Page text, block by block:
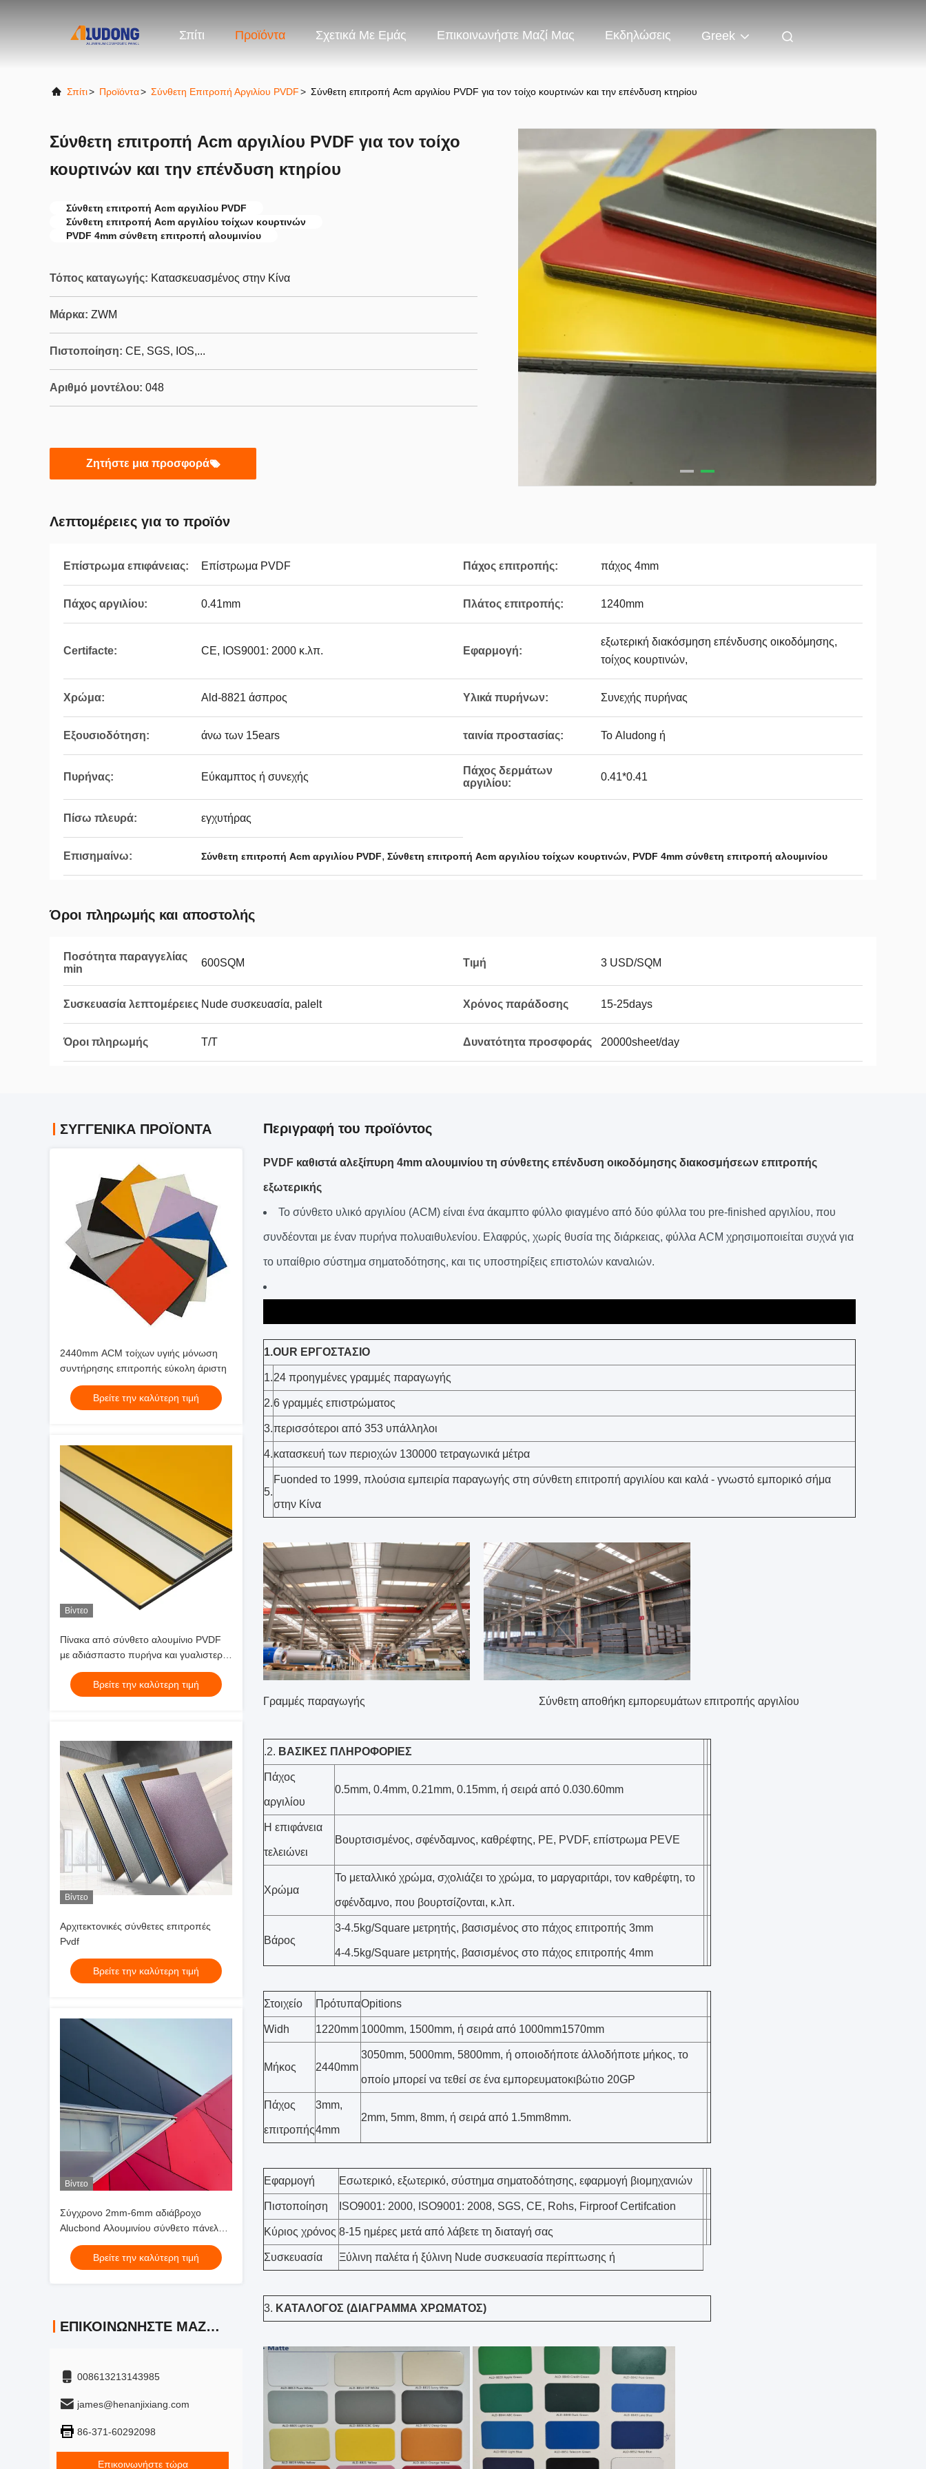
Σπίτι Προϊόντα Σχετικά Με Εμάς Επικοινωνήστε Μαζί Μας Εκδηλώσεις Greek
Σπίτι> Προϊόντα> Σύνθετη Επιτροπή Αργιλίου PVDF> Σύνθετη επιτροπή Acm αργιλίου PVDF για τον τοίχο κουρτινών και την επένδυση κτηρίου
Σύνθετη επιτροπή Acm αργιλίου PVDF για τον τοίχο
κουρτινών και την επένδυση κτηρίου
Σύνθετη επιτροπή Acm αργιλίου PVDF
Σύνθετη επιτροπή Acm αργιλίου τοίχων κουρτινών
PVDF 4mm σύνθετη επιτροπή αλουμινίου
Τόπος καταγωγής: Κατασκευασμένος στην Κίνα
Μάρκα: ZWM
Πιστοποίηση: CE, SGS, IOS,...
Αριθμό μοντέλου: 048
Ζητήστε μια προσφορά
Λεπτομέρειες για το προϊόν
Επίστρωμα επιφάνειας: Επίστρωμα PVDF Πάχος επιτροπής: πάχος 4mm
Πάχος αργιλίου: 0.41mm Πλάτος επιτροπής: 1240mm
Certifacte: CE, IOS9001: 2000 κ.λπ. Εφαρμογή:
εξωτερική διακόσμηση επένδυσης οικοδόμησης,
τοίχος κουρτινών,
Χρώμα: Ald-8821 άσπρος Υλικά πυρήνων: Συνεχής πυρήνας
Εξουσιοδότηση: άνω των 15ears ταινία προστασίας: Το Aludong ή
Πυρήνας: Εύκαμπτος ή συνεχής
Πάχος δερμάτων
αργιλίου:
0.41*0.41
Πίσω πλευρά: εγχυτήρας
Επισημαίνω: Σύνθετη επιτροπή Acm αργιλίου PVDF, Σύνθετη επιτροπή Acm αργιλίου τοίχων κουρτινών, PVDF 4mm σύνθετη επιτροπή αλουμινίου
Όροι πληρωμής και αποστολής
Ποσότητα παραγγελίας
min
600SQM Τιμή 3 USD/SQM
Συσκευασία λεπτομέρειες Nude συσκευασία, palelt Χρόνος παράδοσης 15-25days
Όροι πληρωμής T/T Δυνατότητα προσφοράς 20000sheet/day
ΣΥΓΓΕΝΙΚΆ ΠΡΟΪΌΝΤΑ
2440mm ACM τοίχων υγιής μόνωση
συντήρησης επιτροπής εύκολη άριστη
Βρείτε την καλύτερη τιμή
Βίντεο
Πίνακα από σύνθετο αλουμίνιο PVDF
με αδιάσπαστο πυρήνα και γυαλιστερή
επιφάνεια
Βρείτε την καλύτερη τιμή
Βίντεο
Αρχιτεκτονικές σύνθετες επιτροπές
Pvdf
Βρείτε την καλύτερη τιμή
Βίντεο
Σύγχρονο 2mm-6mm αδιάβροχο
Alucbond Αλουμινίου σύνθετο πάνελ
για τοίχους κουρτίνας
Βρείτε την καλύτερη τιμή
ΕΠΙΚΟΙΝΩΝΉΣΤΕ ΜΑΖΊ ΜΑΣ
008613213143985
james@henanjixiang.com
86-371-60292098
Επικοινωνήστε τώρα
Περιγραφή του προϊόντος
PVDF καθιστά αλεξίπυρη 4mm αλουμινίου τη σύνθετης επένδυση οικοδόμησης διακοσμήσεων επιτροπής
εξωτερικής
Το σύνθετο υλικό αργιλίου (ACM) είναι ένα άκαμπτο φύλλο φιαγμένο από δύο φύλλα του pre-finished αργιλίου, που
συνδέονται με έναν πυρήνα πολυαιθυλενίου. Ελαφρύς, χωρίς θυσία της διάρκειας, φύλλα ACM χρησιμοποιείται συχνά για
το υπαίθριο σύστημα σηματοδότησης, και τις υποστηρίξεις επιστολών καναλιών.
1.OUR ΕΡΓΟΣΤΑΣΙΟ
1.24 προηγμένες γραμμές παραγωγής
2.6 γραμμές επιστρώματος
3.περισσότεροι από 353 υπάλληλοι
4.κατασκευή των περιοχών 130000 τετραγωνικά μέτρα
5.
Fuonded το 1999, πλούσια εμπειρία παραγωγής στη σύνθετη επιτροπή αργιλίου και καλά - γνωστό εμπορικό σήμα
στην Κίνα
Γραμμές παραγωγής Σύνθετη αποθήκη εμπορευμάτων επιτροπής αργιλίου
.2. ΒΑΣΙΚΕΣ ΠΛΗΡΟΦΟΡΙΕΣ
Πάχος
αργιλίου
0.5mm, 0.4mm, 0.21mm, 0.15mm, ή σειρά από 0.030.60mm
Η επιφάνεια
τελειώνει
Βουρτσισμένος, σφένδαμνος, καθρέφτης, PE, PVDF, επίστρωμα PEVE
Χρώμα
Το μεταλλικό χρώμα, σχολιάζει το χρώμα, το μαργαριτάρι, τον καθρέφτη, το
σφένδαμνο, που βουρτσίζονται, κ.λπ.
Βάρος
3-4.5kg/Square μετρητής, βασισμένος στο πάχος επιτροπής 3mm
4-4.5kg/Square μετρητής, βασισμένος στο πάχος επιτροπής 4mm
Στοιχείο ΠρότυπαOpitions
Widh 1220mm 1000mm, 1500mm, ή σειρά από 1000mm1570mm
Μήκος 2440mm
3050mm, 5000mm, 5800mm, ή οποιοδήποτε άλλοδήποτε μήκος, το
οποίο μπορεί να τεθεί σε ένα εμπορευματοκιβώτιο 20GP
Πάχος
επιτροπής
3mm,
4mm
2mm, 5mm, 8mm, ή σειρά από 1.5mm8mm.
Εφαρμογή Εσωτερικό, εξωτερικό, σύστημα σηματοδότησης, εφαρμογή βιομηχανιών
Πιστοποίηση ISO9001: 2000, ISO9001: 2008, SGS, CE, Rohs, Firproof Certifcation
Κύριος χρόνος 8-15 ημέρες μετά από λάβετε τη διαταγή σας
Συσκευασία Ξύλινη παλέτα ή ξύλινη Nude συσκευασία περίπτωσης ή
3. ΚΑΤΑΛΟΓΟΣ (ΔΙΑΓΡΑΜΜΑ ΧΡΩΜΑΤΟΣ)